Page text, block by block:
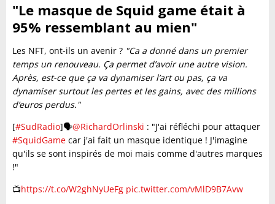
"Le masque de Squid game était à
95% ressemblant au mien"
Les NFT, ont-ils un avenir ? "Ca a donné dans un premier
temps un renouveau. Ça permet d’avoir une autre vision.
Après, est-ce que ça va dynamiser l’art ou pas, ça va
dynamiser surtout les pertes et les gains, avec des millions
d’euros perdus."
[#SudRadio]🗣️@RichardOrlinski : "J'ai réfléchi pour attaquer
#SquidGame car j'ai fait un masque identique ! J'imagine
qu'ils se sont inspirés de moi mais comme d'autres marques
!"
📺https://t.co/W2ghNyUeFg pic.twitter.com/vMlD9B7Avw